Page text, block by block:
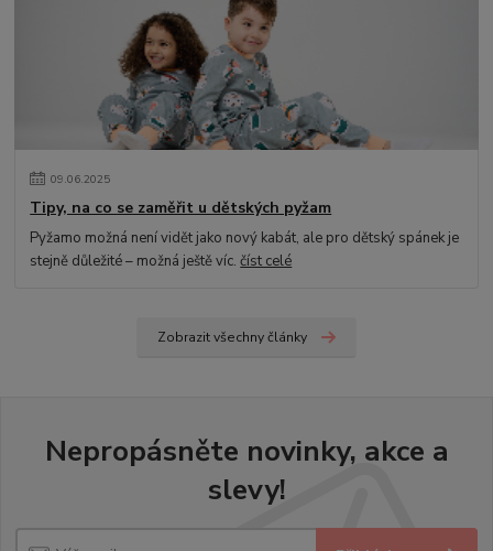
09.06.2025
Tipy, na co se zaměřit u dětských pyžam
Pyžamo možná není vidět jako nový kabát, ale pro dětský spánek je
stejně důležité – možná ještě víc.číst celé
Zobrazit všechny články
Nepropásněte novinky, akce a
slevy!